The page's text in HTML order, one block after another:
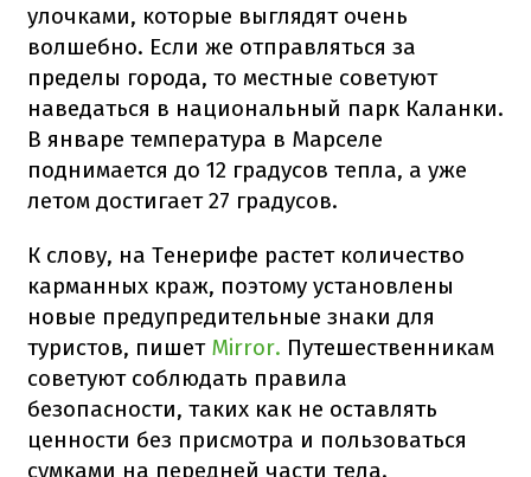
улочками, которые выглядят очень
волшебно. Если же отправляться за
пределы города, то местные советуют
наведаться в национальный парк Каланки.
В январе температура в Марселе
поднимается до 12 градусов тепла, а уже
летом достигает 27 градусов.
К слову, на Тенерифе растет количество
карманных краж, поэтому установлены
новые предупредительные знаки для
туристов, пишет Mirror. Путешественникам
советуют соблюдать правила
безопасности, таких как не оставлять
ценности без присмотра и пользоваться
сумками на передней части тела.